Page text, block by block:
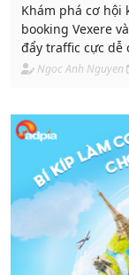
Khám phá cơ
booking Vexere
đẩy traffic cực dễ
Ngoc Anh Nguyen